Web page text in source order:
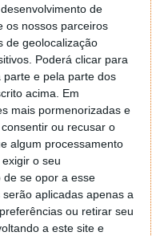
de
os nossos parceiros
de geolocalização
Poderá clicar para
e pela parte dos
acima. Em
mais pormenorizadas e
ou recusar o
algum processamento
o seu
se opor a esse
aplicadas apenas a
ou retirar seu
a este site e
2005 às 01:39
como for segue por mail
2005 às 11:21
Faz da seguinte maneira,
com o botão direito do
separador Menu ‘Iniciar’
encontrarás no separador
Browser com que queres